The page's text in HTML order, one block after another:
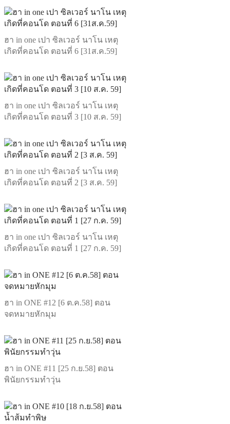
ฮา in one เปา ซิลเวอร์ นาโน เหตุ
เกิดที่คอนโด ตอนที่ 6 [31ส.ค.59]
ฮา in one เปา ซิลเวอร์ นาโน เหตุ
เกิดที่คอนโด ตอนที่ 3 [10 ส.ค. 59]
ฮา in one เปา ซิลเวอร์ นาโน เหตุ
เกิดที่คอนโด ตอนที่ 2 [3 ส.ค. 59]
ฮา in one เปา ซิลเวอร์ นาโน เหตุ
เกิดที่คอนโด ตอนที่ 1 [27 ก.ค. 59]
ฮา in ONE #12 [6 ต.ค.58] ตอน
จดหมายหักมุม
ฮา in ONE #11 [25 ก.ย.58] ตอน
พินัยกรรมทำวุ่น